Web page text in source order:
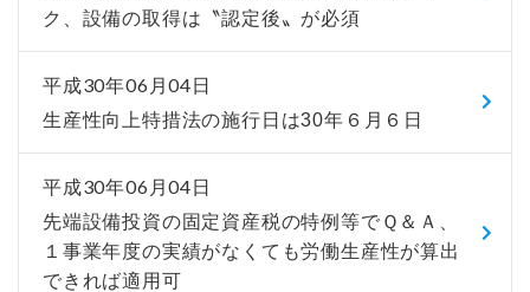
ク、設備の取得は〝認定後〟が必須
平成30年06月04日
生産性向上特措法の施行日は30年６月６日
平成30年06月04日
先端設備投資の固定資産税の特例等でＱ＆Ａ、
１事業年度の実績がなくても労働生産性が算出
できれば適用可